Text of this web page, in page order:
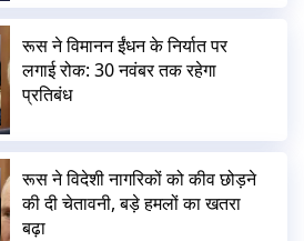
रूस ने विमानन ईंधन के निर्यात पर
लगाई रोक: 30 नवंबर तक रहेगा
प्रतिबंध
रूस ने विदेशी नागरिकों को कीव छोड़ने
की दी चेतावनी, बड़े हमलों का खतरा
बढ़ा